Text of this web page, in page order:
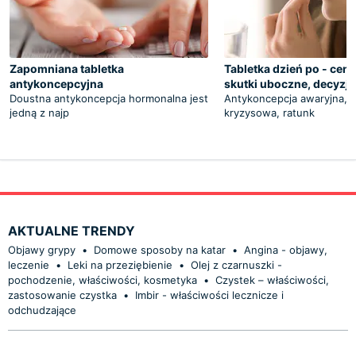
Zapomniana tabletka
antykoncepcyjna
Doustna antykoncepcja hormonalna jest
jedną z najp
Tabletka dzień po -
skutki uboczne, decyzja
Antykoncepcja awaryjna,
kryzysowa, ratunk
AKTUALNE TRENDY
Objawy grypy • Domowe sposoby na katar • Angina - objawy,
leczenie
• Leki na przeziębienie • Olej z czarnuszki -
pochodzenie, właściwości, kosmetyka • Czystek – właściwości,
zastosowanie czystka •
Imbir - właściwości lecznicze i
odchudzające